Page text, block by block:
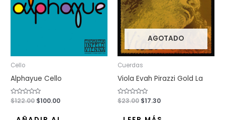
Cello
Alphayue Cello
Valorado
con
$122.00 $100.00
AGOTADO
Cuerdas
Viola Evah Pirazzi Gold La
Valorado
con
$23.00 $17.30